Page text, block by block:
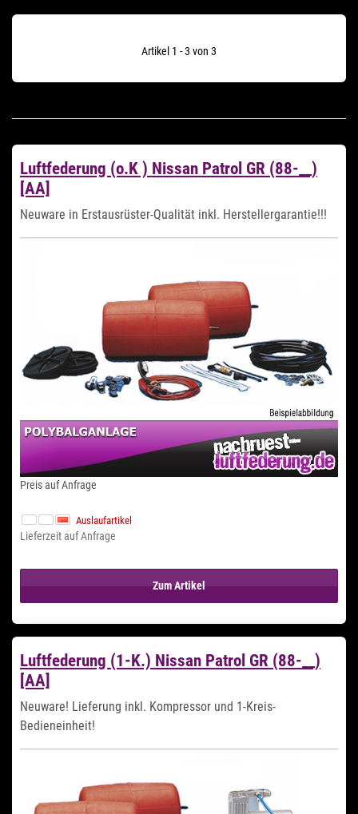
Artikel 1 - 3 von 3
Luftfederung (o.K ) Nissan Patrol GR (88-__)
[AA]
Neuware in Erstausrüster-Qualität inkl. Herstellergarantie!!!
Preis auf Anfrage
Auslaufartikel
Lieferzeit auf Anfrage
Zum Artikel
Luftfederung (1-K.) Nissan Patrol GR (88-__)
[AA]
Neuware! Lieferung inkl. Kompressor und 1-Kreis-
Bedieneinheit!